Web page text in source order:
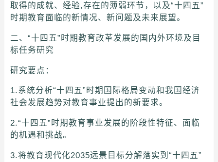
取得的成就、经验,存在的薄弱环节，以及“十四五”
时期教育面临的新情况、新问题及未来展望。
二、“十四五”时期教育改革发展的国内外环境及目
标任务研究
研究要点：
1.系统分析“十四五”时期国际格局变动和我国经济
社会发展趋势对教育事业提出的新要求。
2.“十四五”时期教育事业发展的阶段性特征、面临
的机遇和挑战。
3.将教育现代化2035远景目标分解落实到“十四五”